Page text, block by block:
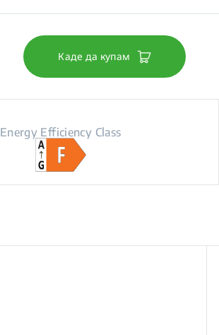
Каде да купам
Energy Efficiency Class